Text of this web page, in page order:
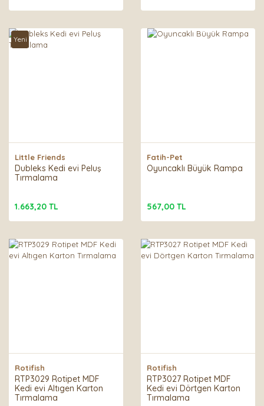
Yeni
Little Friends
Dubleks Kedi evi Peluş
Tırmalama
1.663,20 TL
Fatih-Pet
Oyuncaklı Büyük Rampa
567,00 TL
Rotifish
RTP3029 Rotipet MDF
Kedi evi Altıgen Karton
Tırmalama
Rotifish
RTP3027 Rotipet MDF
Kedi evi Dörtgen Karton
Tırmalama